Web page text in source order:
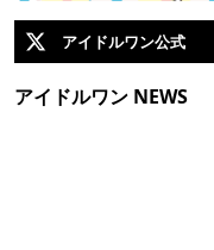
アイドルワン公式
アイドルワン NEWS